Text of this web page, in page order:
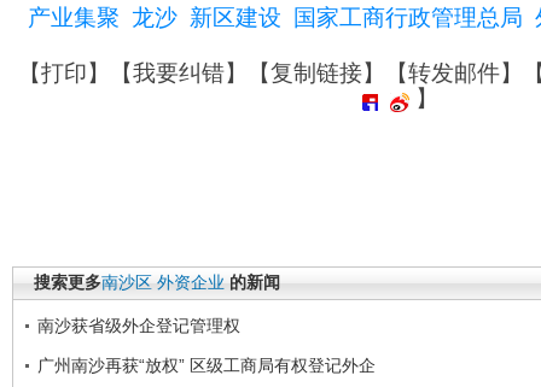
产业集聚 龙沙 新区建设 国家工商行政管理总局
【打印】【我要纠错】【复制链接】【转发邮件】
】
搜索更多南沙区 外资企业 的新闻
南沙获省级外企登记管理权
广州南沙再获“放权” 区级工商局有权登记外企